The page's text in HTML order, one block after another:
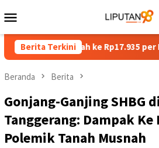
ke
Mobile
Berita Terkini
Melemah ke Rp17.935 per Dolar
Beranda Berita
Gonjang-Ganjing SHBG
Tanggerang: Dampak
Polemik Tanah Musnah